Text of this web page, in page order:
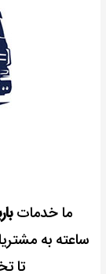
ما خدمات
ساعته به
تا